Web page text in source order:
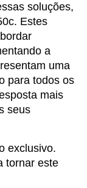
soluções,
Estes
a
uma
para todos os
mais
seus
exclusivo.
tornar este